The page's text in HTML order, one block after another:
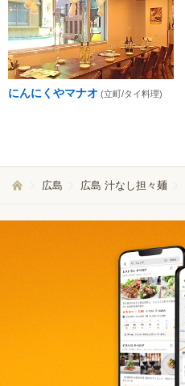
にんにくやマナオ (立町/タイ料理)
広島 広島 汁なし担々麺